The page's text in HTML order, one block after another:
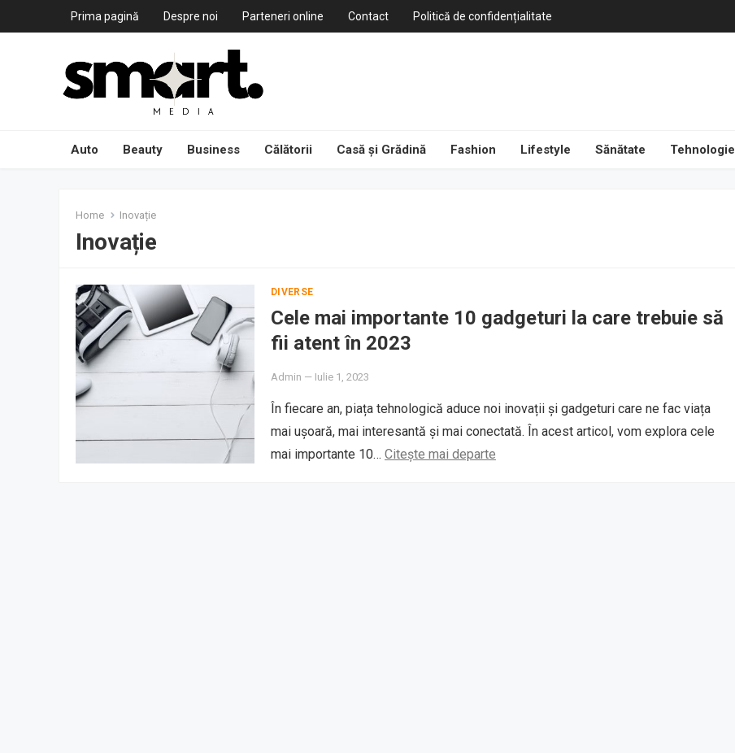
Prima pagină Despre noi Parteneri online Contact Politică de confidențialitate
Auto Beauty Business Călătorii Casă și Grădină Fashion Lifestyle Sănătate Tehnologie
Home Inovație
Inovație
DIVERSE
Cele mai importante 10 gadgeturi la care trebuie să
fii atent în 2023
Admin — Iulie 1, 2023
În fiecare an, piața tehnologică aduce noi inovații și gadgeturi care ne fac viața
mai ușoară, mai interesantă și mai conectată. În acest articol, vom explora cele
mai importante 10… Citește mai departe